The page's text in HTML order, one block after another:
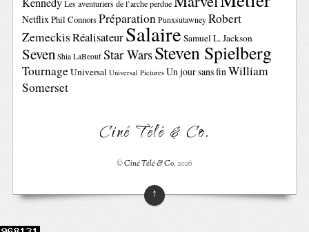
Les aventuriers de l’arche perdue
NetflixPhil ConnorsPréparation Punxsutawney Robert
ZemeckisRéalisateurSalaire Samuel L. Jackson
Seven Shia LaBeouf Star WarsSteven Spielberg
TournageUniversal Universal Pictures Un jour sans finWilliam
Somerset
Ciné Télé & Co.
©Ciné Télé & Co.2026
↑